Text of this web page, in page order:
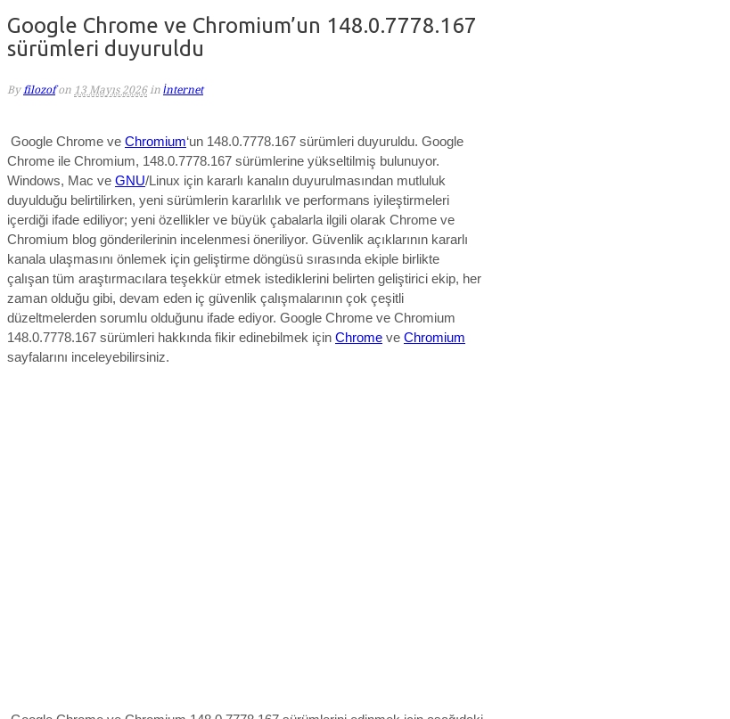
Google Chrome ve Chromium’un 148.0.7778.167
sürümleri duyuruldu
By filozof on 13 Mayıs 2026 in İnternet
Google Chrome ve Chromium‘un 148.0.7778.167 sürümleri duyuruldu. Google
Chrome ile Chromium, 148.0.7778.167 sürümlerine yükseltilmiş bulunuyor.
Windows, Mac ve GNU/Linux için kararlı kanalın duyurulmasından mutluluk
duyulduğu belirtilirken, yeni sürümlerin kararlılık ve performans iyileştirmeleri
içerdiği ifade ediliyor; yeni özellikler ve büyük çabalarla ilgili olarak Chrome ve
Chromium blog gönderilerinin incelenmesi öneriliyor. Güvenlik açıklarının kararlı
kanala ulaşmasını önlemek için geliştirme döngüsü sırasında ekiple birlikte
çalışan tüm araştırmacılara teşekkür etmek istediklerini belirten geliştirici ekip, her
zaman olduğu gibi, devam eden iç güvenlik çalışmalarının çok çeşitli
düzeltmelerden sorumlu olduğunu ifade ediyor. Google Chrome ve Chromium
148.0.7778.167 sürümleri hakkında fikir edinebilmek için Chrome ve Chromium
sayfalarını inceleyebilirsiniz.